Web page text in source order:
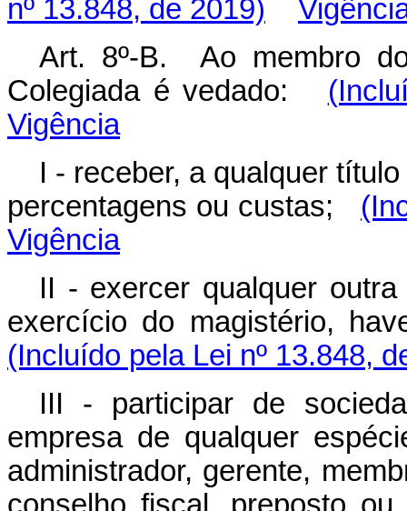
nº 13.848, de 2019)
Art. 8º-B. Ao membro
Colegiada é vedado:
Vigência
I - receber, a qualquer
percentagens ou custas;
Vigência
II - exercer qualquer
exercício do magistério,
(Incluído pela Lei nº 13.848,
III - participar de
empresa de qualquer
administrador, gerente,